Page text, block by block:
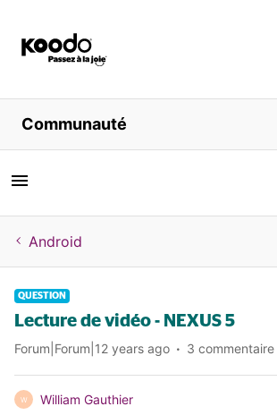
Magasiner
Libre service
Aide
Communauté
Android
QUESTION
Lecture de vidéo - NEXUS 5
Forum|Forum|12 years ago 3 commentaire
W William Gauthier